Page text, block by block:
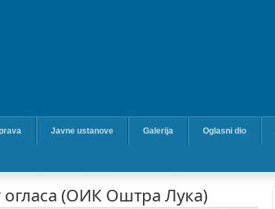
Javne ustanove Galerija Oglasni dio
огласа (ОИК Оштра Лука)